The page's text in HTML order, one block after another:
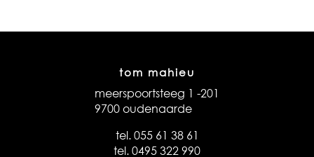
tom mahieu
meerspoortsteeg 1 -201
9700 oudenaarde
tel. 055 61 38 61
tel. 0495 322 990